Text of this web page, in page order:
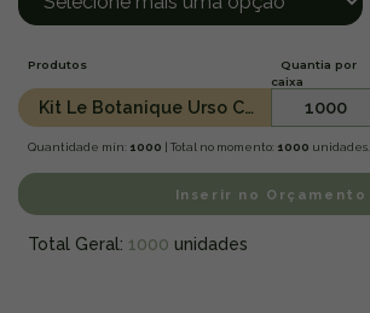
Produtos
Quantia por
caixa
Kit Le Botanique Urso Carinhoso 1000
Quantidade mín: 1000 | Total no momento: 1000 unidades.
Inserir no Orçamento
Total Geral: 1000 unidades